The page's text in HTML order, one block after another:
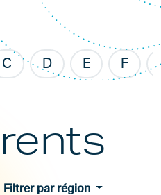
C D E F
Filtrer par région